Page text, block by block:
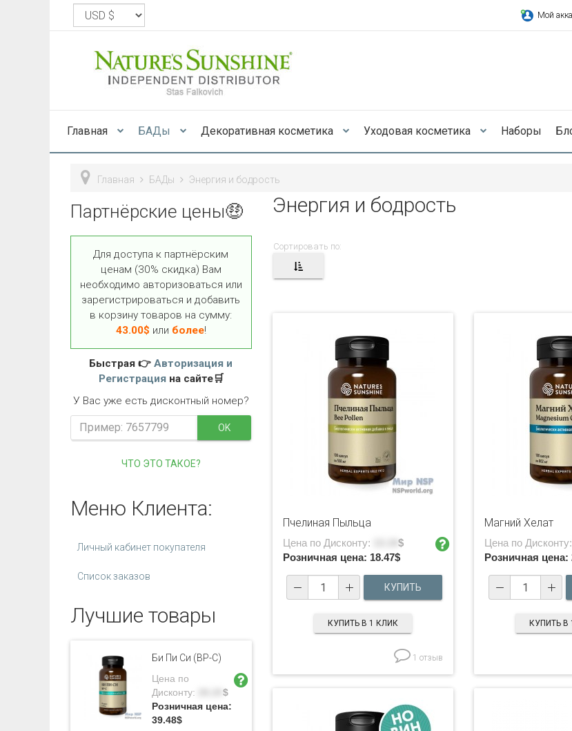
Мой
Главная БАДы Декоративная косметика Уходовая косметика Наборы
Главная БАДы Энергия и бодрость
Энергия и бодрость
Сортировать по:
Пчелиная Пыльца
Цена по Дисконту:
$
Розничная цена: 18.47$
КУПИТЬ В 1 КЛИК
1 отзыв
Магний Хелат
Цена по Дисконту:
Розничная цена:
КУПИТЬ В
Партнёрские цены🤑
Для доступа к партнёрским
ценам (30% скидка) Вам
необходимо авторизоваться или
зарегистрироваться и добавить
в корзину товаров на сумму:
43.00$ или более!
Быстрая 👉Авторизация и
Регистрацияна сайте🛒
У Вас уже есть дисконтный номер?
OK
ЧТО ЭТО ТАКОЕ?
Меню Клиента:
Личный кабинет покупателя
Список заказов
Лучшие товары
Би Пи Си (BP-C)
Цена по
Дисконту:
$
Розничная цена:
39.48$